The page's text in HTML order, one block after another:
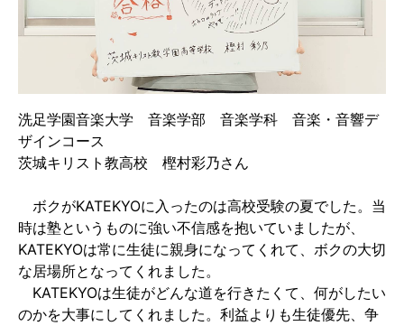
洗足学園音楽大学 音楽学部 音楽学科 音楽・音響デ
ザインコース
茨城キリスト教高校 樫村彩乃さん
ボクがKATEKYOに入ったのは高校受験の夏でした。当
時は塾というものに強い不信感を抱いていましたが、
KATEKYOは常に生徒に親身になってくれて、ボクの大切
な居場所となってくれました。
KATEKYOは生徒がどんな道を行きたくて、何がしたい
のかを大事にしてくれました。利益よりも生徒優先、争